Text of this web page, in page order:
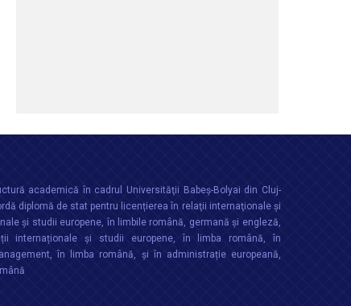
academică în cadrul Universităţii Babeș-Bolyai din Cluj-
diplomă de stat pentru licențierea în relaţii internaţionale şi
şi studii europene, în limbile română, germană și engleză,
internaționale și studii europene, în limba română, în
în limba română, și în administrație europeană,